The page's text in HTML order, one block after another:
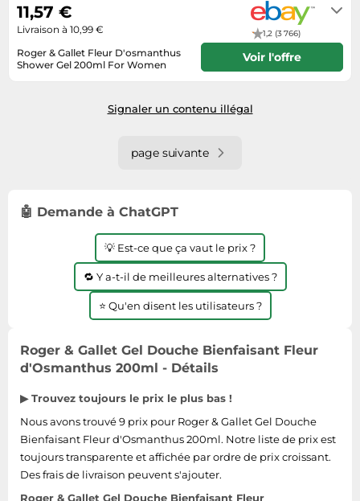
Roger & Gallet Fleur D'osmanthus
Shower Gel 200ml For Women
1,2 (3 766)
11,57 €
Livraison à 10,99 €
Voir l'offre
page suivante
Signaler un contenu illégal
🤖 Demande à ChatGPT
💡 Est-ce que ça vaut le prix ?
🔁 Y a-t-il de meilleures alternatives ?
⭐ Qu'en disent les utilisateurs ?
Roger & Gallet Gel Douche Bienfaisant Fleur
d'Osmanthus 200ml - Détails
▶ Trouvez toujours le prix le plus bas !
Nous avons trouvé 9 prix pour Roger & Gallet Gel Douche
Bienfaisant Fleur d'Osmanthus 200ml. Notre liste de prix est
toujours transparente et affichée par ordre de prix croissant.
Des frais de livraison peuvent s'ajouter.
Roger & Gallet Gel Douche Bienfaisant Fleur